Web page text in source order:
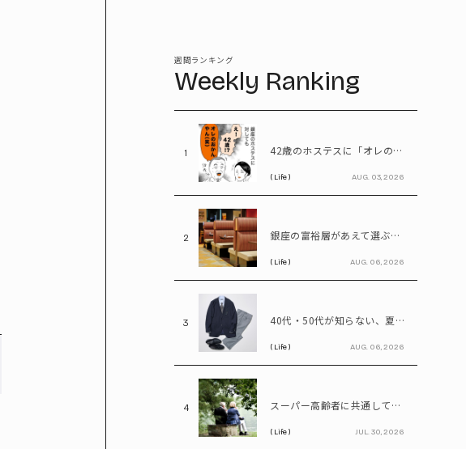
週間ランキング
Weekly Ranking
1 42歳のホステスに「オレのおかんやん(笑)」と言ってしまう58歳
( Life ) AUG. 03, 2026
2 銀座の富裕層があえて選ぶ「飲食チェーン店」。高級レストランにはない“価値”とは
( Life ) AUG. 06, 2026
3 40代・50代が知らない、夏のビジネスファッション「残念な共通点」と改善ポイント
( Life ) AUG. 06, 2026
4 スーパー高齢者に共通していた「体の特徴」とは? 慶應大研究で判明した長寿の秘密
( Life ) JUL. 30, 2026